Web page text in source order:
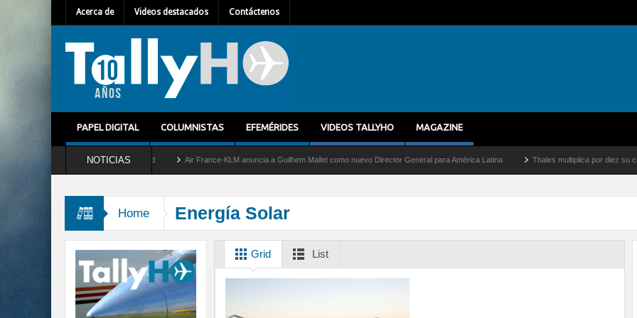
Acerca de Videos destacados Contáctenos
PAPEL DIGITAL COLUMNISTAS EFEMÉRIDES VIDEOS TALLYHO MAGAZINE
NOTICIAS
del servicio al C-2 Greyhound Air France-KLM anuncia a Guilhem Mallet como nuevo Director General para América Latina Thales multiplica por diez su
Home Energía Solar
Grid List